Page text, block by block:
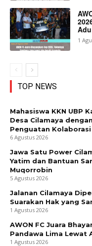
1
TOP NEWS
Mahasiswa KKN UBP
Desa Cilamaya
Penguatan
6 Agustus 2026
Jawa Satu Power
Yatim dan Bantuan
Muqorrobin
5 Agustus 2026
Jalanan Cilamaya
Suarakan Hak yang
1 Agustus 2026
AWON FC Juara
Pandawa Lima Lewat
1 Agustus 2026